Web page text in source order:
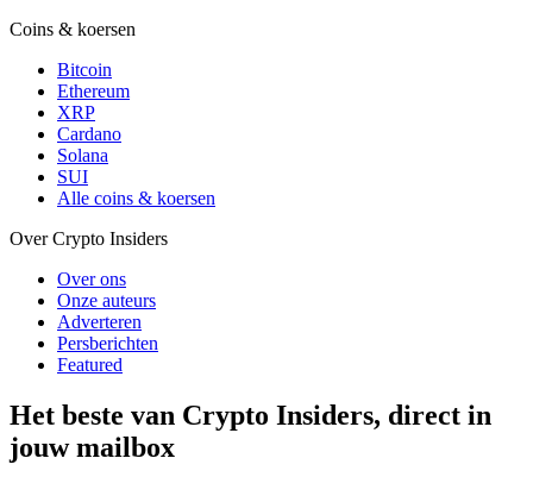
Coins & koersen
Bitcoin
Ethereum
XRP
Cardano
Solana
SUI
Alle coins & koersen
Over Crypto Insiders
Over ons
Onze auteurs
Adverteren
Persberichten
Featured
Het beste van Crypto Insiders, direct in
jouw mailbox